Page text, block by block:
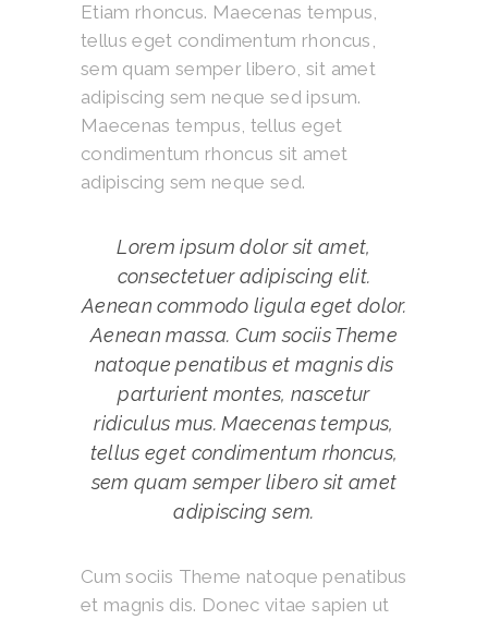
Etiam rhoncus. Maecenas tempus,
tellus eget condimentum rhoncus,
sem quam semper libero, sit amet
adipiscing sem neque sed ipsum.
Maecenas tempus, tellus eget
condimentum rhoncus sit amet
adipiscing sem neque sed.
Lorem ipsum dolor sit amet,
consectetuer adipiscing elit.
Aenean commodo ligula eget dolor.
Aenean massa. Cum sociis Theme
natoque penatibus et magnis dis
parturient montes, nascetur
ridiculus mus. Maecenas tempus,
tellus eget condimentum rhoncus,
sem quam semper libero sit amet
adipiscing sem.
Cum sociis Theme natoque penatibus
et magnis dis. Donec vitae sapien ut